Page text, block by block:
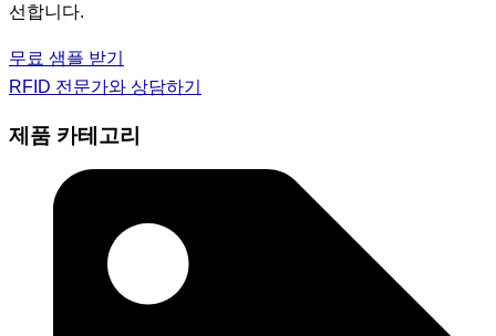
선합니다.
무료 샘플 받기
RFID 전문가와 상담하기
제품 카테고리